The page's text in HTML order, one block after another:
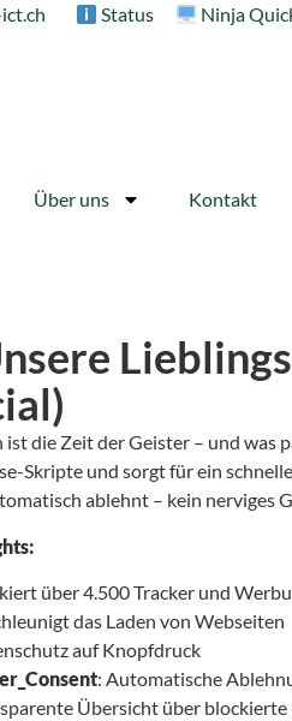
Status Ninja
Über uns Kontakt
ist die Zeit der Geister – und was
Skripte und sorgt für ein
ablehnt – kein nerviges
über 4.500 Tracker und
das Laden von Webseiten
auf Knopfdruck
: Automatische
Übersicht über blockierte